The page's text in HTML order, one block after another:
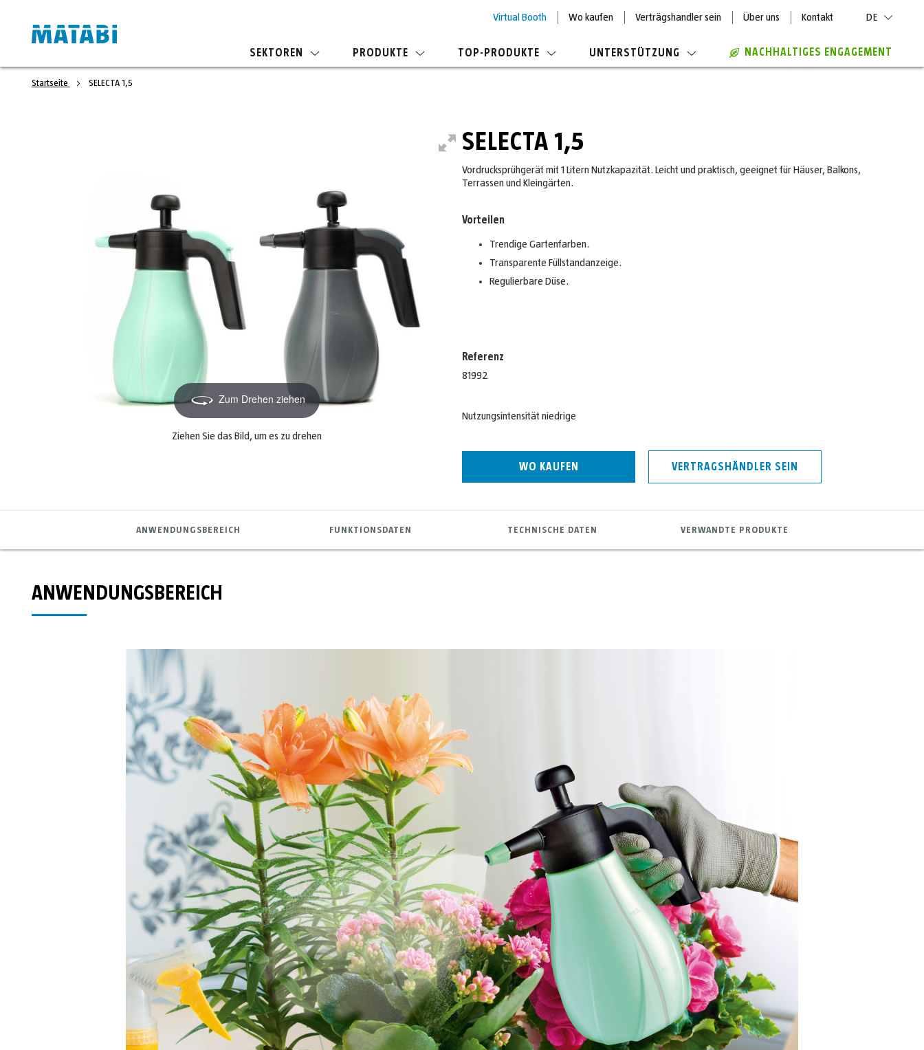
Virtual Booth Wo kaufen Verträgshandler sein Über uns Kontakt DE
SEKTOREN PRODUKTE TOP-PRODUKTE UNTERSTÜTZUNG NACHHALTIGES ENGAGEMENT
Startseite SELECTA 1,5
Zum Drehen ziehen
Ziehen Sie das Bild, um es zu drehen
SELECTA 1,5
Vordrucksprühgerät mit 1 Litern Nutzkapazität. Leicht und praktisch, geeignet für Häuser, Balkons,
Terrassen und Kleingärten.
Vorteilen
Trendige Gartenfarben.
Transparente Füllstandanzeige.
Regulierbare Düse.
Referenz
81992
Nutzungsintensität niedrige
WO KAUFEN VERTRAGSHÄNDLER SEIN
ANWENDUNGSBEREICH FUNKTIONSDATEN TECHNISCHE DATEN VERWANDTE PRODUKTE
ANWENDUNGSBEREICH